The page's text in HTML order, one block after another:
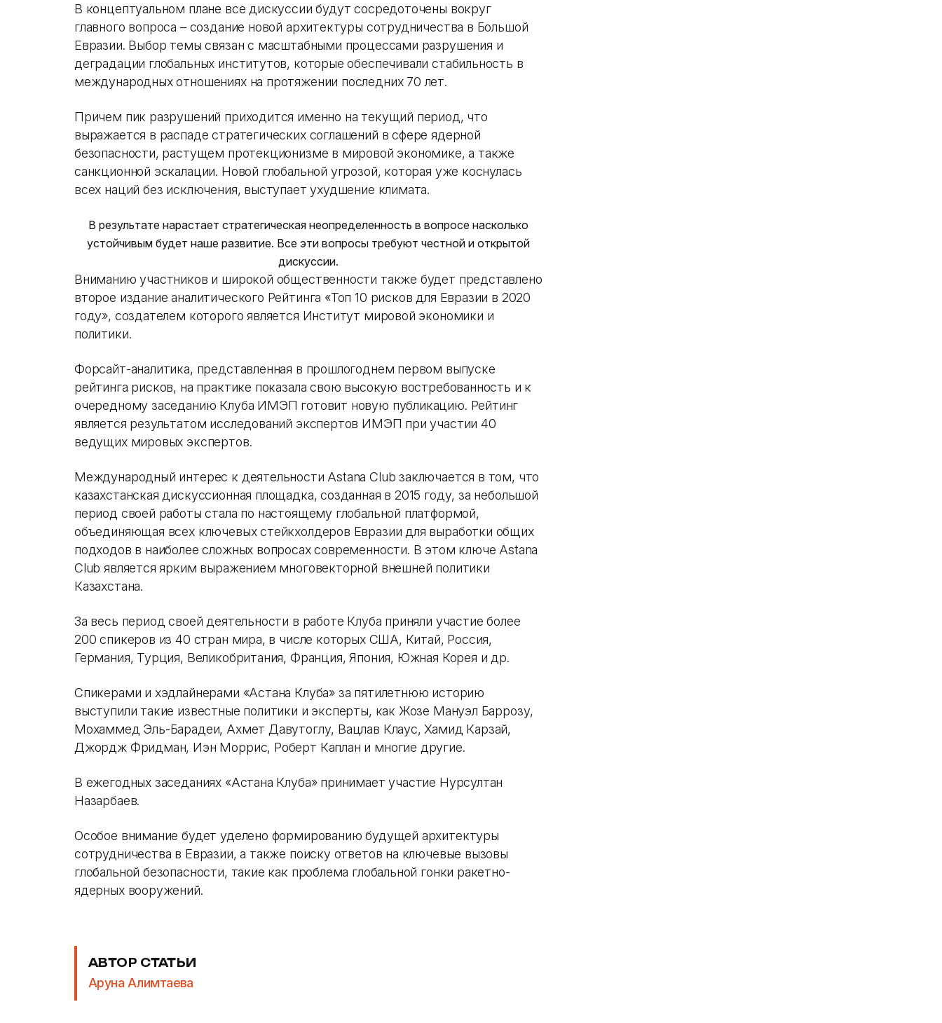
В концептуальном плане все дискуссии будут сосредоточены вокруг
главного вопроса – создание новой архитектуры сотрудничества в Большой
Евразии. Выбор темы связан с масштабными процессами разрушения и
деградации глобальных институтов, которые обеспечивали стабильность в
международных отношениях на протяжении последних 70 лет.
Причем пик разрушений приходится именно на текущий период, что
выражается в распаде стратегических соглашений в сфере ядерной
безопасности, растущем протекционизме в мировой экономике, а также
санкционной эскалации. Новой глобальной угрозой, которая уже коснулась
всех наций без исключения, выступает ухудшение климата.
В результате нарастает стратегическая неопределенность в вопросе насколько
устойчивым будет наше развитие. Все эти вопросы требуют честной и открытой
дискуссии.
Вниманию участников и широкой общественности также будет представлено
второе издание аналитического Рейтинга «Топ 10 рисков для Евразии в 2020
году», создателем которого является Институт мировой экономики и
политики.
Форсайт-аналитика, представленная в прошлогоднем первом выпуске
рейтинга рисков, на практике показала свою высокую востребованность и к
очередному заседанию Клуба ИМЭП готовит новую публикацию. Рейтинг
является результатом исследований экспертов ИМЭП при участии 40
ведущих мировых экспертов.
Международный интерес к деятельности Astana Club заключается в том, что
казахстанская дискуссионная площадка, созданная в 2015 году, за небольшой
период своей работы стала по настоящему глобальной платформой,
объединяющая всех ключевых стейкхолдеров Евразии для выработки общих
подходов в наиболее сложных вопросах современности. В этом ключе Astana
Club является ярким выражением многовекторной внешней политики
Казахстана.
За весь период своей деятельности в работе Клуба приняли участие более
200 спикеров из 40 стран мира, в числе которых США, Китай, Россия,
Германия, Турция, Великобритания, Франция, Япония, Южная Корея и др.
Спикерами и хэдлайнерами «Астана Клуба» за пятилетнюю историю
выступили такие известные политики и эксперты, как Жозе Мануэл Баррозу,
Мохаммед Эль-Барадеи, Ахмет Давутоглу, Вацлав Клаус, Хамид Карзай,
Джордж Фридман, Иэн Моррис, Роберт Каплан и многие другие.
В ежегодных заседаниях «Астана Клуба» принимает участие Нурсултан
Назарбаев.
Особое внимание будет уделено формированию будущей архитектуры
сотрудничества в Евразии, а также поиску ответов на ключевые вызовы
глобальной безопасности, такие как проблема глобальной гонки ракетно-
ядерных вооружений.
АВТОР СТАТЬИ
Аруна Алимтаева